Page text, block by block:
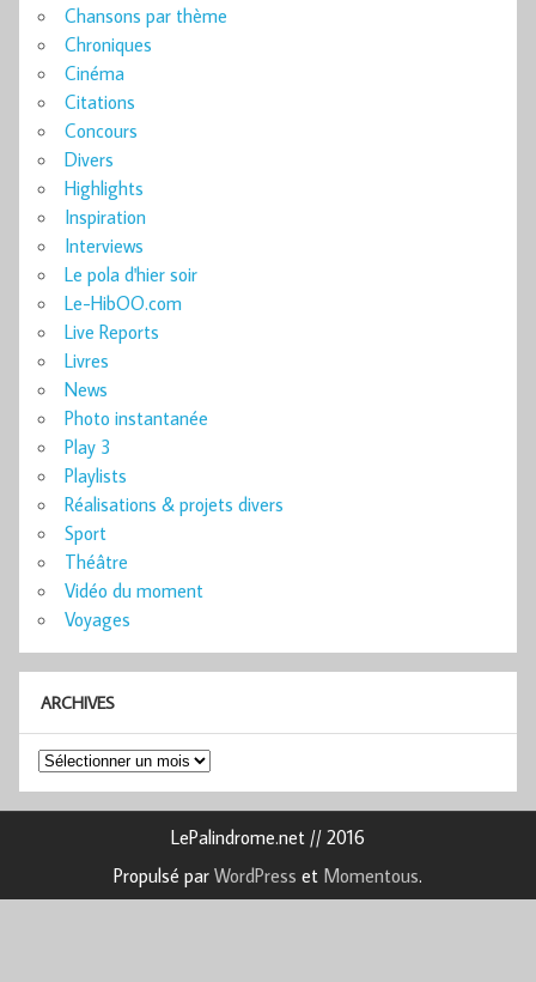
Chansons par thème
Chroniques
Cinéma
Citations
Concours
Divers
Highlights
Inspiration
Interviews
Le pola d'hier soir
Le-HibOO.com
Live Reports
Livres
News
Photo instantanée
Play 3
Playlists
Réalisations & projets divers
Sport
Théâtre
Vidéo du moment
Voyages
ARCHIVES
Archives
LePalindrome.net // 2016
Propulsé par WordPress et Momentous.